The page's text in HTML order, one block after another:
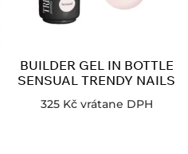
BUILDER GEL IN BOTTLE
SENSUAL TRENDY NAILS
325 Kč vrátane DPH